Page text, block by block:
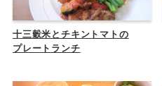
十三穀米とチキントマトの
プレートランチ